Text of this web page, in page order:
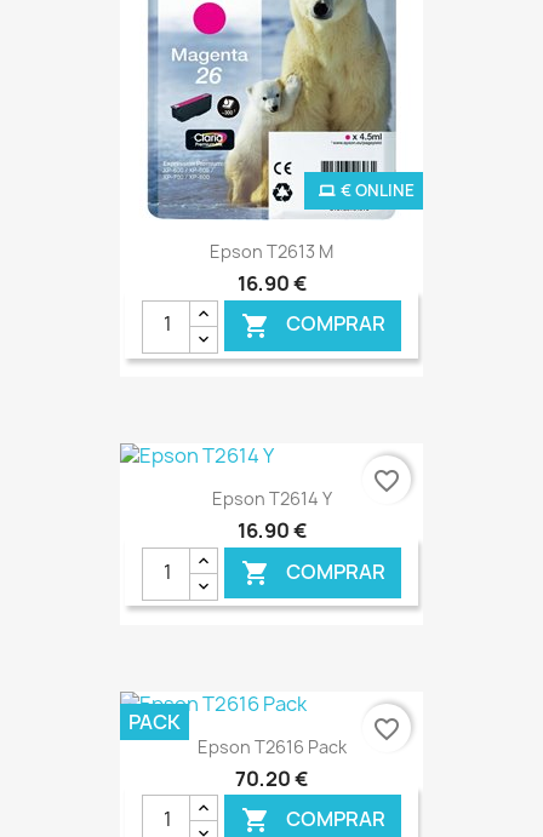
Epson T2613 M
16,90 €
 COMPRAR
€ ONLINE
Epson T2614 Y
16,90 €
 COMPRAR
€ ONLINE
favorite_border
Epson T2616 Pack
70,20 €
 COMPRAR
PACK favorite_border